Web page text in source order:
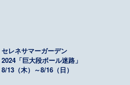
セレネサマーガーデン
2024「巨大段ボール迷路」
8/13（木）～8/16（日）